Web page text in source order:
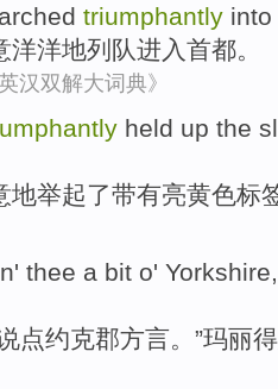
triumphantly into
洋洋地列队进入首都。
汉双解大词典》
held up the
地举起了带有亮黄色标
thee a bit o' Yorkshire
点约克郡方言。”玛丽